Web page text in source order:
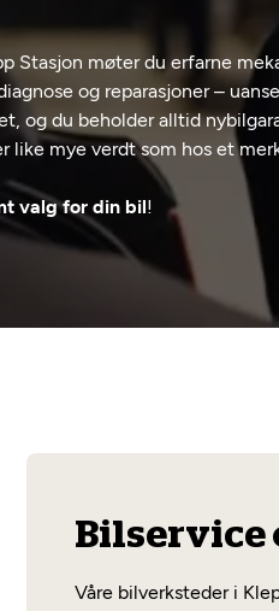
Stasjon møter du erfarne
og reparasjoner –
og du beholder alltid
like mye verdt som hos et
valg for din bil!
Bilservice
Våre bilverksteder i